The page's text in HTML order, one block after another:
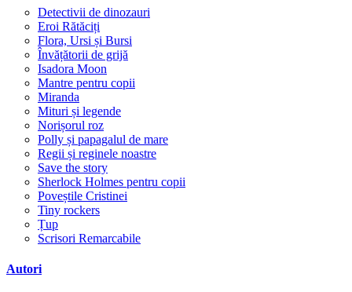
Detectivii de dinozauri
Eroi Rătăciți
Flora, Ursi și Bursi
Învățătorii de grijă
Isadora Moon
Mantre pentru copii
Miranda
Mituri și legende
Norișorul roz
Polly și papagalul de mare
Regii și reginele noastre
Save the story
Sherlock Holmes pentru copii
Poveștile Cristinei
Tiny rockers
Țup
Scrisori Remarcabile
Autori